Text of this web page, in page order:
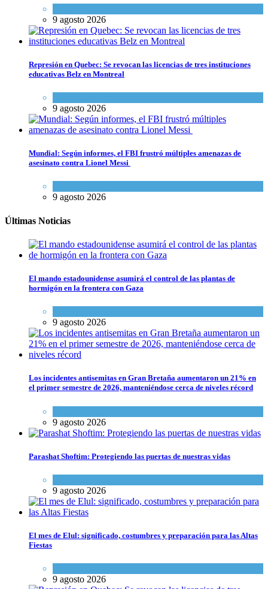
9 agosto 2026
Represión en Quebec: Se revocan las licencias de tres instituciones
educativas Belz en Montreal
9 agosto 2026
Mundial: Según informes, el FBI frustró múltiples amenazas de
asesinato contra Lionel Messi
9 agosto 2026
Últimas Noticias
El mando estadounidense asumirá el control de las plantas de
hormigón en la frontera con Gaza
9 agosto 2026
Los incidentes antisemitas en Gran Bretaña aumentaron un 21% en
el primer semestre de 2026, manteniéndose cerca de niveles récord
9 agosto 2026
Parashat Shoftim: Protegiendo las puertas de nuestras vidas
9 agosto 2026
El mes de Elul: significado, costumbres y preparación para las Altas
Fiestas
9 agosto 2026